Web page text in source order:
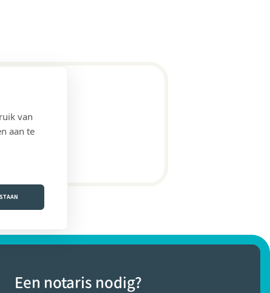
Een notaris nodig?
van
aan te